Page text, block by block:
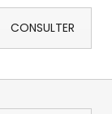
CONSULTER